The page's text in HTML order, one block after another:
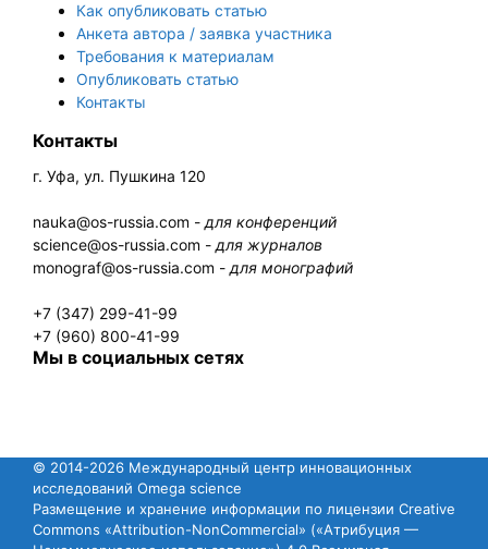
Как опубликовать статью
Анкета автора / заявка участника
Требования к материалам
Опубликовать статью
Контакты
Контакты
г. Уфа, ул. Пушкина 120
nauka@os-russia.com - для конференций
science@os-russia.com - для журналов
monograf@os-russia.com - для монографий
+7 (347) 299-41-99
+7 (960) 800-41-99
Мы в социальных сетях
© 2014-2026 Международный центр инновационных
исследований Omega science
Размещение и хранение информации по лицензии Creative
Commons «Attribution-NonCommercial» («Атрибуция —